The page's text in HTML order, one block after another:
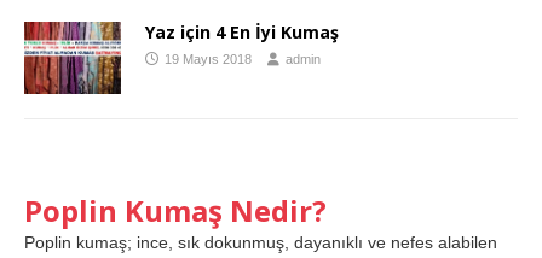
Yaz için 4 En İyi Kumaş
19 Mayıs 2018 admin
Poplin Kumaş Nedir?
Poplin kumaş; ince, sık dokunmuş, dayanıklı ve nefes alabilen